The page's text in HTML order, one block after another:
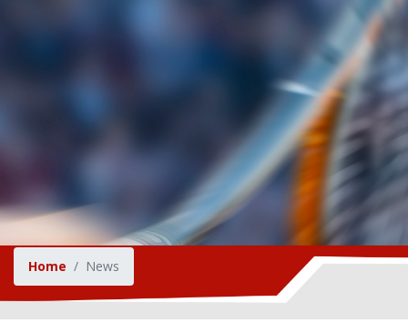
Home News